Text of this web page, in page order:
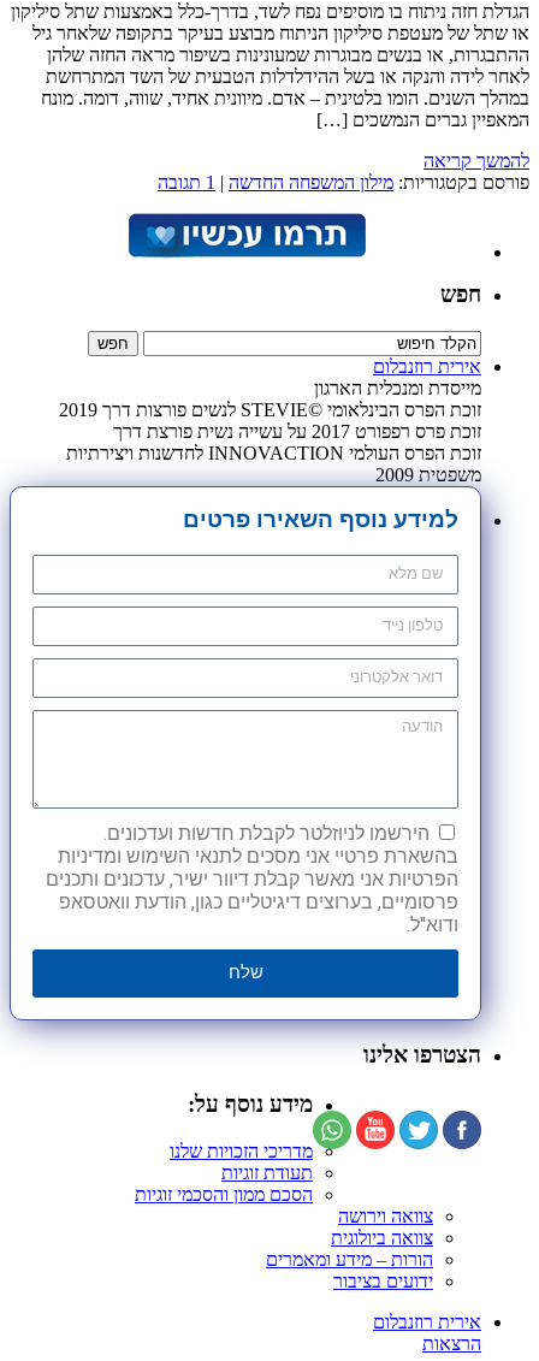
הגדלת חזה ניתוח בו מוסיפים נפח לשד, בדרך-כלל באמצעות שתל סיליקון
או שתל של מעטפת סיליקון הניתוח מבוצע בעיקר בתקופה שלאחר גיל
ההתבגרות, או בנשים מבוגרות שמעונינות בשיפור מראה החזה שלהן
לאחר לידה והנקה או בשל ההידלדלות הטבעית של השד המתרחשת
במהלך השנים. הומו בלטינית – אדם. מיוונית אחיד, שווה, דומה. מונח
המאפיין גברים הנמשכים […]
להמשך קריאה
פורסם בקטגוריות: מילון המשפחה החדשה | 1 תגובה
חפש
אירית רוזנבלום
מייסדת ומנכלית הארגון
זוכת הפרס הבינלאומי ©STEVIE לנשים פורצות דרך 2019
זוכת פרס רפפורט 2017 על עשייה נשית פורצת דרך
זוכת הפרס העולמי INNOVACTION לחדשנות ויצירתיות
משפטית 2009
למידע נוסף השאירו פרטים
הירשמו לניוזלטר לקבלת חדשות ועדכונים.
בהשארת פרטיי אני מסכים לתנאי השימוש ומדיניות
הפרטיות אני מאשר קבלת דיוור ישיר, עדכונים ותכנים
פרסומיים, בערוצים דיגיטליים כגון, הודעת וואטסאפ
ודוא"ל.
שלח
הצטרפו אלינו
מידע נוסף על:
מדריכי הזכויות שלנו
תעודת זוגיות
הסכם ממון והסכמי זוגיות
צוואה וירושה
צוואה ביולוגית
הורות – מידע ומאמרים
ידועים בציבור
אירית רוזנבלום
הרצאות